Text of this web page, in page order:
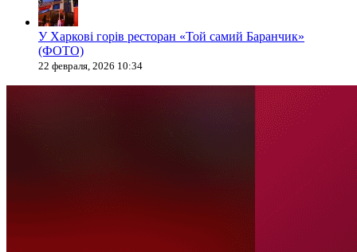
У Харкові горів ресторан «Той самий Баранчик»
(ФОТО)
22 февраля, 2026 10:34